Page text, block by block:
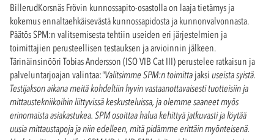
BillerudKorsnäs Frövin kunnossapito-osastolla on laaja tietämys ja
kokemus ennaltaehkäisevästä kunnossapidosta ja kunnonvalvonnasta.
Päätös SPM:n valitsemisesta tehtiin useiden eri järjestelmien ja
toimittajien perusteellisen testauksen ja arvioinnin jälkeen.
Tärinäinsinööri Tobias Andersson (ISO VIB Cat III) perustelee ratkaisun ja
palveluntarjoajan valintaa:"Valitsimme SPM:n toimitta jaksi useista syistä.
Testijakson aikana meitä kohdeltiin hyvin vastaanottavaisesti tuotteisiin ja
mittaustekniikoihin liittyvissä keskusteluissa, ja olemme saaneet myös
erinomaista asiakastukea. SPM osoittaa halua kehittyä jatkuvasti ja löytää
uusia mittaustapoja ja niin edelleen, mitä pidämme erittäin myönteisenä.